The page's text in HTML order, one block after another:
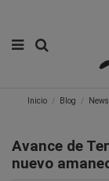
Inicio Blog News
Avance de
nuevo